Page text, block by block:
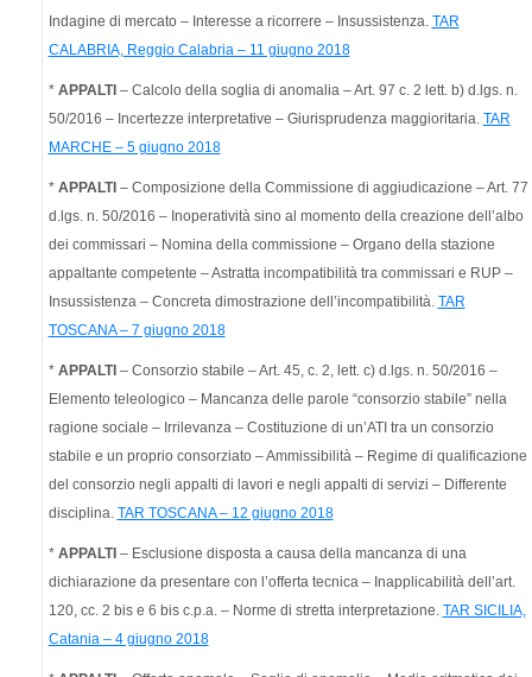
Indagine di mercato – Interesse a ricorrere – Insussistenza. TAR
CALABRIA, Reggio Calabria – 11 giugno 2018
* APPALTI – Calcolo della soglia di anomalia – Art. 97 c. 2 lett. b) d.lgs. n.
50/2016 – Incertezze interpretative – Giurisprudenza maggioritaria. TAR
MARCHE – 5 giugno 2018
* APPALTI – Composizione della Commissione di aggiudicazione – Art. 77
d.lgs. n. 50/2016 – Inoperatività sino al momento della creazione dell’albo
dei commissari – Nomina della commissione – Organo della stazione
appaltante competente – Astratta incompatibilità tra commissari e RUP –
Insussistenza – Concreta dimostrazione dell’incompatibilità. TAR
TOSCANA – 7 giugno 2018
* APPALTI – Consorzio stabile – Art. 45, c. 2, lett. c) d.lgs. n. 50/2016 –
Elemento teleologico – Mancanza delle parole “consorzio stabile” nella
ragione sociale – Irrilevanza – Costituzione di un’ATI tra un consorzio
stabile e un proprio consorziato – Ammissibilità – Regime di qualificazione
del consorzio negli appalti di lavori e negli appalti di servizi – Differente
disciplina. TAR TOSCANA – 12 giugno 2018
* APPALTI – Esclusione disposta a causa della mancanza di una
dichiarazione da presentare con l’offerta tecnica – Inapplicabilità dell’art.
120, cc. 2 bis e 6 bis c.p.a. – Norme di stretta interpretazione. TAR SICILIA,
Catania – 4 giugno 2018